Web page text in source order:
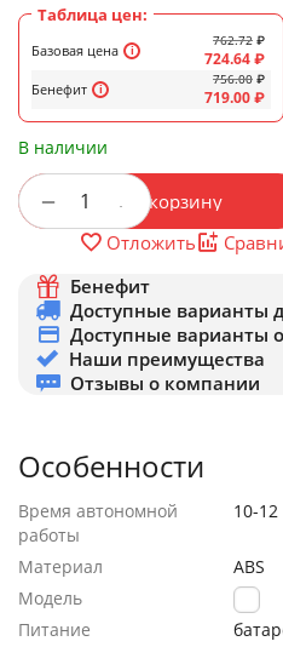
Таблица цен:
Базовая цена
Бенефит
762.72 ₽
724.64₽
756.00 ₽
719.00₽
В наличии
+
− В корзину
Отложить
Бенефит
Доступные варианты
Доступные варианты
Наши преимущества
Отзывы о компании
Особенности
Время автономной
работы
10-
Материал
ABS
Модель
S2
Питание